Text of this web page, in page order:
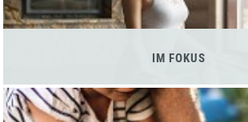
IM FOKUS